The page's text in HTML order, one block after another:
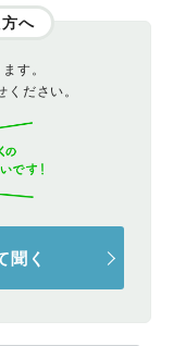
へ
す。
ください。
聞く